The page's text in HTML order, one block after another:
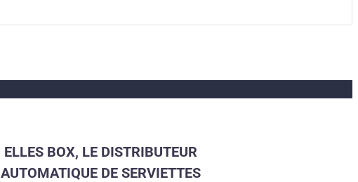
ELLES BOX, LE DISTRIBUTEUR
AUTOMATIQUE DE SERVIETTES